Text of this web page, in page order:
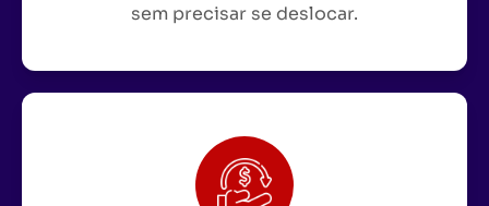
sem precisar se deslocar.